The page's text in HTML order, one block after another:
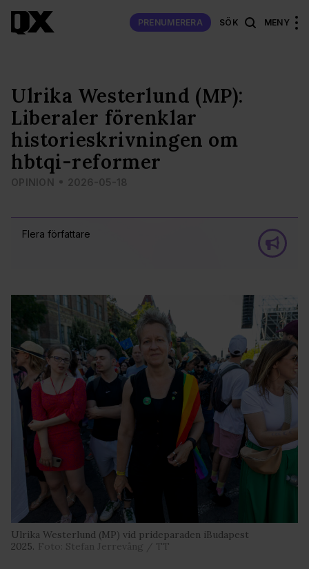
PRENUMERERA SÖK MENY
Flera författare
Ulrika Westerlund (MP):
Liberaler förenklar
historieskrivningen om
hbtqi-reformer
OPINION 2026-05-18
Ulrika Westerlund (MP) vid prideparaden iBudapest
2025. Foto: Stefan Jerrevång / TT